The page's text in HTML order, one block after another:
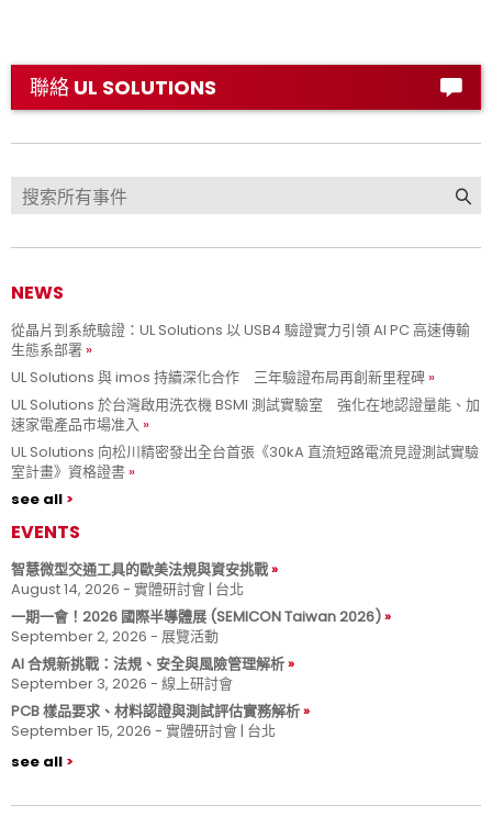
聯絡 UL SOLUTIONS
NEWS
從晶片到系統驗證：UL Solutions 以 USB4 驗證實力引領 AI PC 高速傳輸
生態系部署
UL Solutions 與 imos 持續深化合作 三年驗證布局再創新里程碑
UL Solutions 於台灣啟用洗衣機 BSMI 測試實驗室 強化在地認證量能、加
速家電產品市場准入
UL Solutions 向松川精密發出全台首張《30kA 直流短路電流見證測試實驗
室計畫》資格證書
see all
EVENTS
智慧微型交通工具的歐美法規與資安挑戰
August 14, 2026 - 實體研討會 | 台北
一期一會！2026 國際半導體展 (SEMICON Taiwan 2026)
September 2, 2026 - 展覽活動
AI 合規新挑戰：法規、安全與風險管理解析
September 3, 2026 - 線上研討會
PCB 樣品要求、材料認證與測試評估實務解析
September 15, 2026 - 實體研討會 | 台北
see all